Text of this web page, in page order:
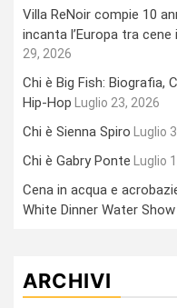
Villa ReNoir compie 10
incanta l’Europa tra
29, 2026
Chi è Big Fish: Biografia,
Hip-Hop Luglio 23, 2026
Chi è Sienna Spiro Luglio
Chi è Gabry Ponte Luglio
Cena in acqua e
White Dinner Water Show
ARCHIVI